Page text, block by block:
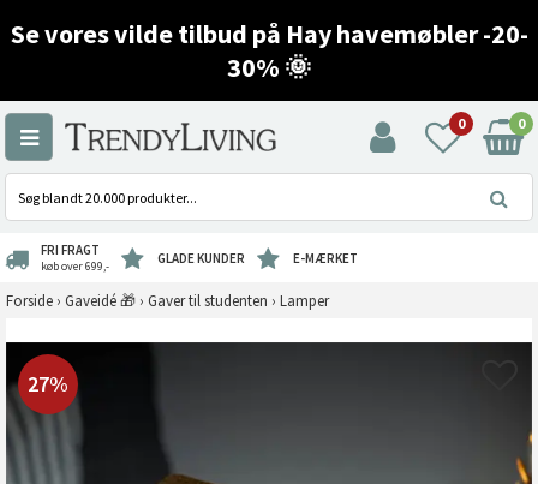
Se vores vilde tilbud på Hay havemøbler -20-
30% 🌞
0 0
FRI FRAGT
køb over 699,- GLADE KUNDER E-MÆRKET
Forside › Gaveidé 🎁 › Gaver til studenten › Lamper
27%